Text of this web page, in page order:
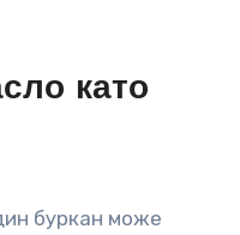
като
буркан може